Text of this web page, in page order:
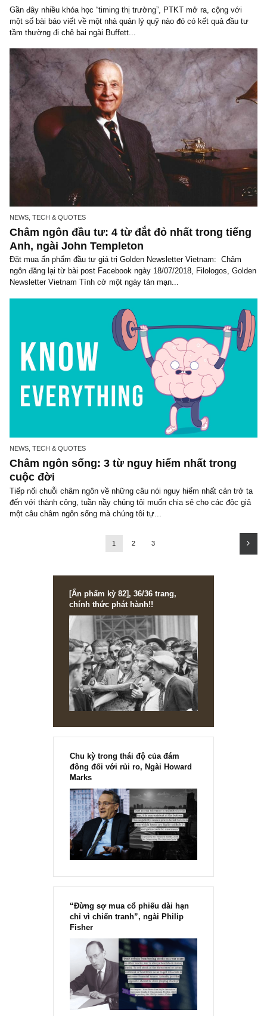
CONTRARIAN VIEW
“Trong phân tích thị trường, bạn không hề
Quan điểm ngược chiều trích từ ấn phẩm đầu tư giá trị kỳ XIX,
02.2019: Đặt mua ấn phẩm cũ của The Golden Newsletter
Lược dịch, trích dẫn, bình luận thêm từ quyển...
NEWS, TECH & QUOTES
Châm ngôn đầu tư: Hầu hết thành công trên
TTCK lại đến từ việc “ngồi im bất động”,
Buffett
Gần đây nhiều khóa học “timing thị trường”, PTKT mở ra, cộng
một số bài báo viết về một nhà quản lý quỹ nào đó có kết quả
tầm thường đi chê bai ngài Buffett...
Châm ngôn đầu tư: 4 từ đắt đỏ nhất trong
Anh, ngài John Templeton
Đặt mua ấn phẩm đầu tư giá trị Golden Newsletter Vietnam:
ngôn đăng lại từ bài post Facebook ngày 18/07/2018, Filologos,
Newsletter Vietnam Tình cờ một ngày tản mạn...
NEWS, TECH & QUOTES
Châm ngôn sống: 3 từ nguy hiểm nhất trong
đến với thành công, tuần nầy chúng tôi muốn chia sẻ cho các độc
[Ấn phẩm kỳ 82], 36/36 trang,
chính thức phát hành!!